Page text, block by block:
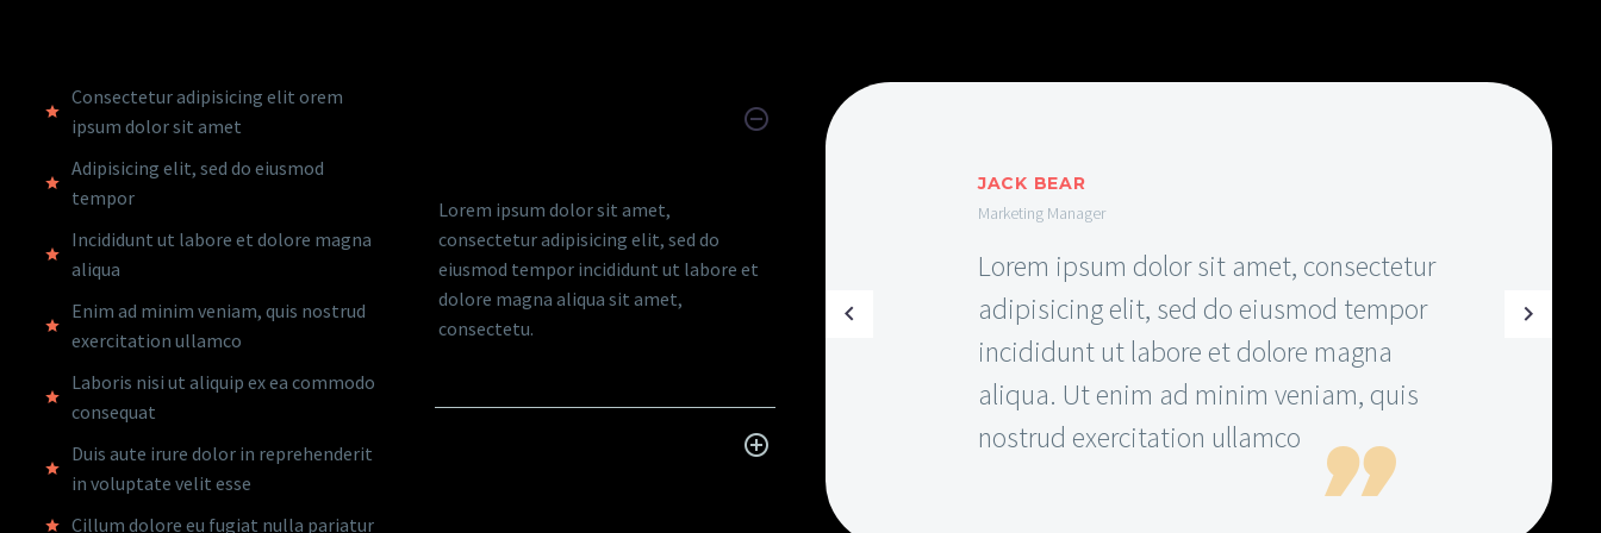
Consectetur adipisicing elit orem
ipsum dolor sit amet
Adipisicing elit, sed do eiusmod
tempor
Incididunt ut labore et dolore magna
aliqua
Enim ad minim veniam, quis nostrud
exercitation ullamco
Laboris nisi ut aliquip ex ea commodo
consequat
Duis aute irure dolor in reprehenderit
in voluptate velit esse
Cillum dolore eu fugiat nulla pariatur
Lorem ipsum dolor sit amet,
consectetur adipisicing elit, sed do
eiusmod tempor incididunt ut labore et
dolore magna aliqua sit amet,
consectetu.
JACK BEAR
Marketing Manager
Lorem ipsum dolor sit amet, consectetur
adipisicing elit, sed do eiusmod tempor
incididunt ut labore et dolore magna
aliqua. Ut enim ad minim veniam, quis
nostrud exercitation ullamco